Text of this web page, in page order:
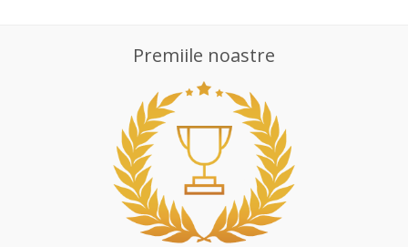
Premiile noastre